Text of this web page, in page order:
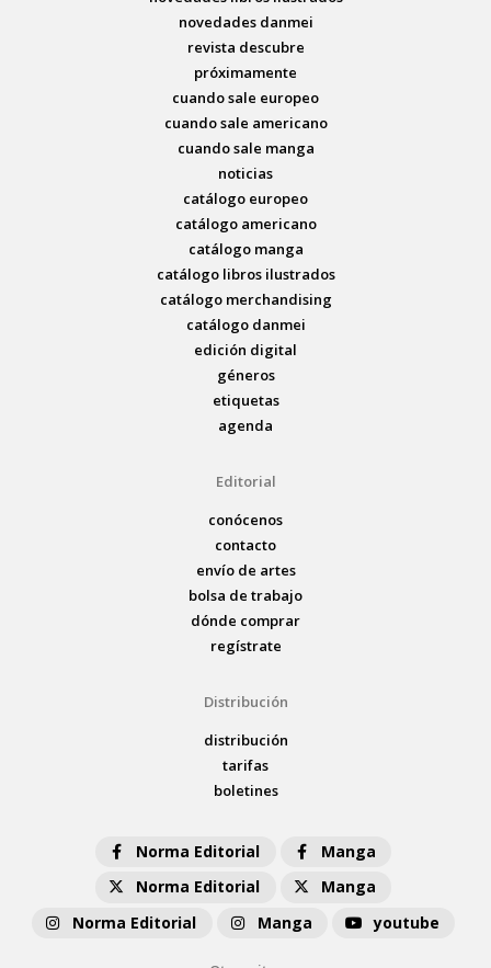
novedades danmei
revista descubre
próximamente
cuando sale europeo
cuando sale americano
cuando sale manga
noticias
catálogo europeo
catálogo americano
catálogo manga
catálogo libros ilustrados
catálogo merchandising
catálogo danmei
edición digital
géneros
etiquetas
agenda
Editorial
conócenos
contacto
envío de artes
bolsa de trabajo
dónde comprar
regístrate
Distribución
distribución
tarifas
boletines
Norma Editorial
Manga
Norma Editorial
Manga
Norma Editorial
Manga youtube